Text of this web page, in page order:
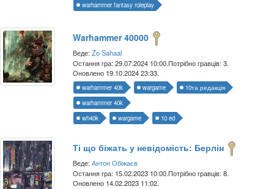
warhammer fantasy roleplay
Warhammer 40000
Веде:Zo Sahaal
Остання гра: 29.07.2024 10:00.Потрібно гравців: 3.
Оновлено 19.10.2024 23:33.
warhammer 40k wargame
10та редакція
warhammer 40k
wh40k
wargame 10 ed
Ті що біжать у невідомість: Берлін
Веде:Антон Обіжаєв
Остання гра: 15.02.2023 10:00.Потрібно гравців: 8.
Оновлено 14.02.2023 11:02.